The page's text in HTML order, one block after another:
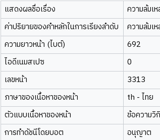
แสดงผลชื่อเรื่อง
ความล้มเ
ค่าปริยายของคำหลักในการเรียงลำดับ
ความล้มเ
ความยาวหน้า (ไบต์)
692
ไอดีเนมสเปซ
0
เลขหน้า
3313
ภาษาของเนื้อหาของหน้า
th - ไทย
ตัวแบบเนื้อหาของหน้า
ข้อความวิกิ
การทำดัชนีโดยบอต
อนุญาต